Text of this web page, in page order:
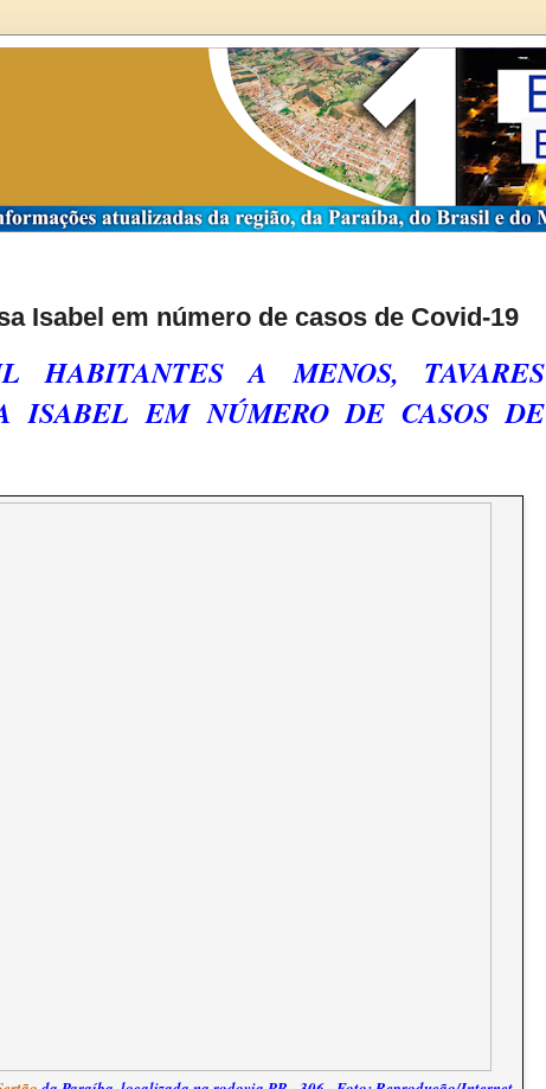
Isabel em número de casos de Covid-19
HABITANTES A MENOS, TAVARES
ISABEL EM NÚMERO DE CASOS DE